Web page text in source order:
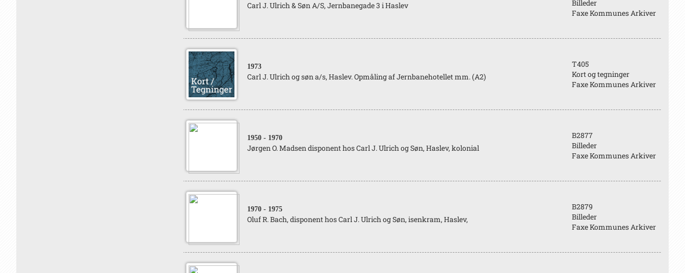
Carl J. Ulrich & Søn A/S, Jernbanegade 3 i Haslev
Billeder
Faxe Kommunes Arkiver
1973
Carl J. Ulrich og søn a/s, Haslev. Opmåling af Jernbanehotellet mm. (A2)
T405
Kort og tegninger
Faxe Kommunes Arkiver
1950 - 1970
Jørgen O. Madsen disponent hos Carl J. Ulrich og Søn, Haslev, kolonial
B2877
Billeder
Faxe Kommunes Arkiver
1970 - 1975
Oluf R. Bach, disponent hos Carl J. Ulrich og Søn, isenkram, Haslev,
B2879
Billeder
Faxe Kommunes Arkiver